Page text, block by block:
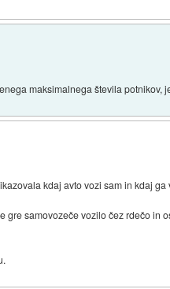
maksimalnega števila potnikov,
kdaj avto vozi sam in kdaj
samovozeče vozilo čez rdečo in